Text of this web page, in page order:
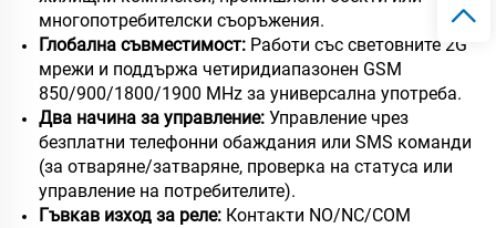
многопотребителски съоръжения.
Глобална съвместимост: Работи със световните 2G
мрежи и поддържа четиридиапазонен GSM
850/900/1800/1900 MHz за универсална употреба.
Два начина за управление: Управление чрез
безплатни телефонни обаждания или SMS команди
(за отваряне/затваряне, проверка на статуса или
управление на потребителите).
Гъвкав изход за реле: Контакти NO/NC/COM